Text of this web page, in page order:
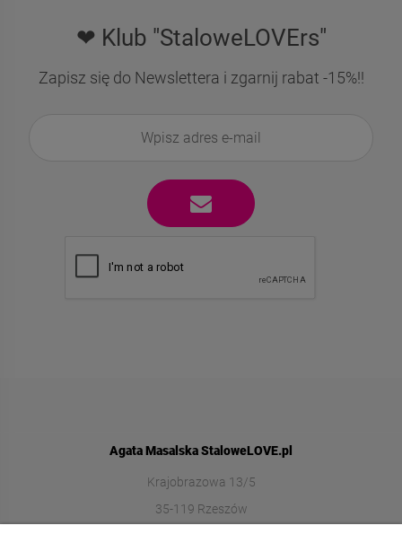
❤ Klub "StaloweLOVErs"
Zapisz się do Newslettera i zgarnij rabat -15%!!
Agata Masalska StaloweLOVE.pl
Krajobrazowa 13/5
35-119 Rzeszów